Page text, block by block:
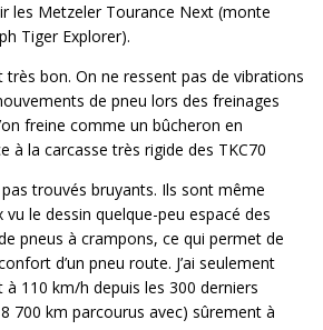
les Metzeler Tourance Next (monte
Tiger Explorer).
bon. On ne ressent pas de vibrations
de pneu lors des freinages
freine comme un bûcheron en
à la carcasse très rigide des TKC70
trouvés bruyants. Ils sont même
le dessin quelque-peu espacé des
pneus à crampons, ce qui permet de
d’un pneu route. J’ai seulement
110 km/h depuis les 300 derniers
700 km parcourus avec) sûrement à